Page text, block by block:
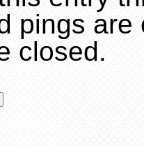
pings
closed.